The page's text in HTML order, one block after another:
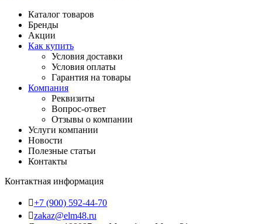
Каталог товаров
Бренды
Акции
Как купить
Условия доставки
Условия оплаты
Гарантия на товары
Компания
Реквизиты
Вопрос-ответ
Отзывы о компании
Услуги компании
Новости
Полезные статьи
Контакты
Контактная информация
+7 (900) 592-44-70
zakaz@elm48.ru